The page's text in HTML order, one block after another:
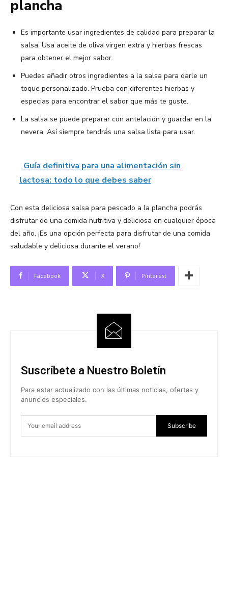
plancha
Es importante usar ingredientes de calidad para preparar la
salsa. Usa aceite de oliva virgen extra y hierbas frescas
para obtener el mejor sabor.
Puedes añadir otros ingredientes a la salsa para darle un
toque personalizado. Prueba con diferentes hierbas y
especias para encontrar el sabor que más te guste.
La salsa se puede preparar con antelación y guardar en la
nevera. Así siempre tendrás una salsa lista para usar.
Guía definitiva para una alimentación sin
lactosa: todo lo que debes saber
Con esta deliciosa salsa para pescado a la plancha podrás
disfrutar de una comida nutritiva y deliciosa en cualquier época
del año. ¡Es una opción perfecta para disfrutar de una comida
saludable y deliciosa durante el verano!
Facebook X Pinterest
Suscríbete a Nuestro Boletín
Para estar actualizado con las últimas noticias, ofertas y
anuncios especiales.
Subscribe